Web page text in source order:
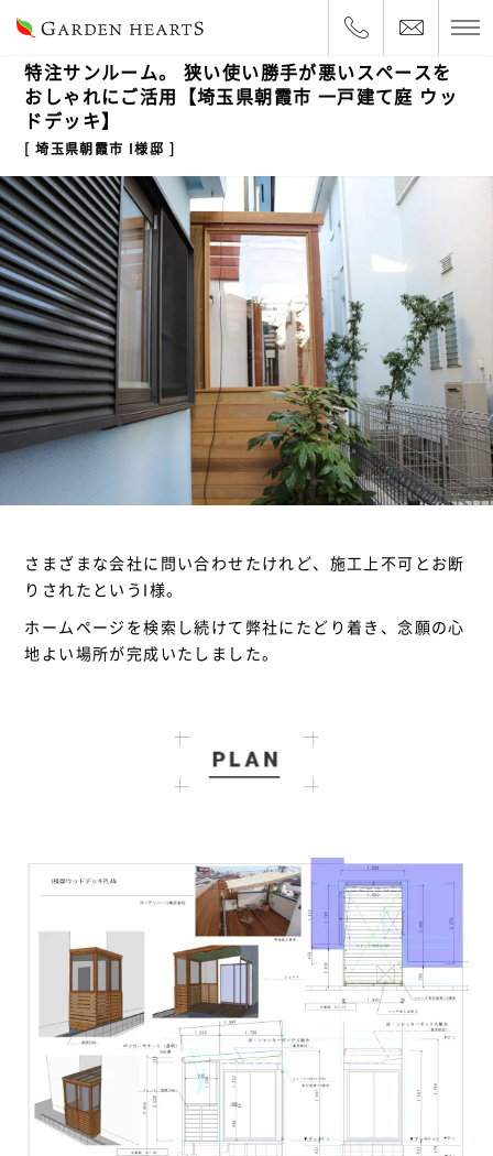
2019.3.22 一戸建て
埼玉県朝霞市 I様邸
特注サンルーム。 狭い使い勝手が悪いスペースを
おしゃれにご活用【埼玉県朝霞市 一戸建て庭 ウッ
ドデッキ】
さまざまな会社に問い合わせたけれど、施工上不可とお断
りされたというI様。
ホームページを検索し続けて弊社にたどり着き、念願の心
地よい場所が完成いたしました。